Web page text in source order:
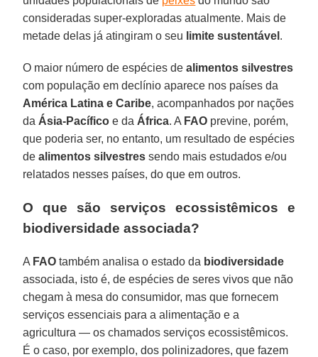
consideradas super-exploradas atualmente. Mais de
metade delas já atingiram o seu limite sustentável .
O maior número de espécies dealimentos silvestres
com população em declínio aparece nos países da
América Latina e Caribe, acompanhados por nações
da Ásia-Pacífico e da África. A FAO previne, porém,
que poderia ser, no entanto, um resultado de espécies
dealimentos silvestres sendo mais estudados e/ou
relatados nesses países, do que em outros.
O que são serviços ecossistêmicos e
biodiversidade associada?
A FAO também analisa o estado da biodiversidade
associada, isto é, de espécies de seres vivos que não
chegam à mesa do consumidor, mas que fornecem
serviços essenciais para a alimentação e a
agricultura — os chamados serviços ecossistêmicos.
É o caso, por exemplo, dos polinizadores, que fazem